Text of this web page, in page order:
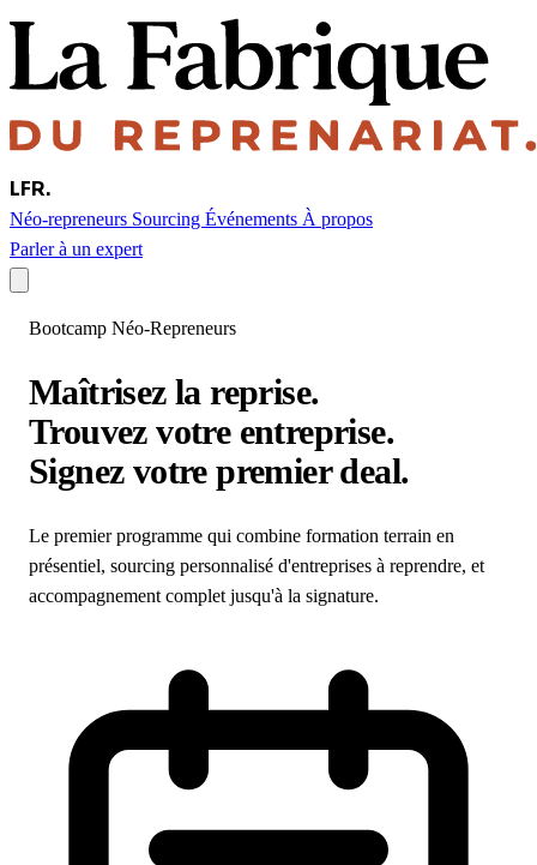
LFR.
Néo-repreneurs Sourcing Événements À propos
Parler à un expert
Bootcamp Néo-Repreneurs
Maîtrisez la reprise.
Trouvez votre entreprise.
Signez votre premier deal.
Le premier programme qui combine formation terrain en
présentiel, sourcing personnalisé d'entreprises à reprendre, et
accompagnement complet jusqu'à la signature.